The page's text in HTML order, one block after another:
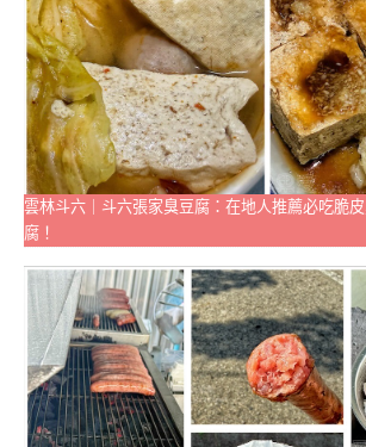
雲林斗六｜斗六張家臭豆腐：在地人推薦必吃脆
腐！